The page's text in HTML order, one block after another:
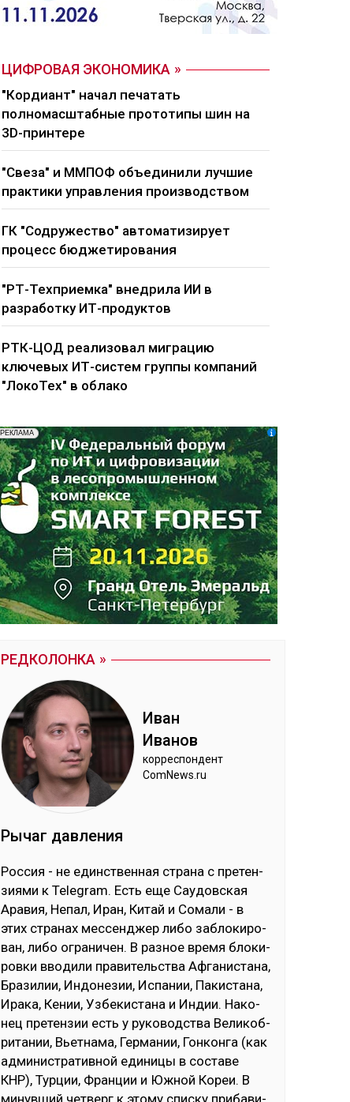
ЦИФРОВАЯ ЭКОНОМИКА
"Кордиант" начал печатать
полномасштабные прототипы шин на
3D-принтере
"Свеза" и ММПОФ объединили лучшие
практики управления производством
ГК "Содружество" автоматизирует
процесс бюджетирования
"РТ-Техприемка" внедрила ИИ в
разработку ИТ-продуктов
РТК-ЦОД реализовал миграцию
ключевых ИТ-систем группы компаний
"ЛокоТех" в облако
РЕДКОЛОНКА
Иван
Ива­нов
кор­рес­пон­дент
ComNews.ru
Ры­чаг дав­ле­ния
Рос­сия - не единс­твен­ная стра­на с пре­тен­
зия­ми к Telegram. Есть еще Сау­дов­ская
Ара­вия, Не­пал, Иран, Ки­тай и Со­ма­ли - в
этих стра­нах мес­сен­джер ли­бо заб­ло­ки­ро­
ван, ли­бо ог­ра­ни­чен. В раз­ное вре­мя бло­ки­
ров­ки вво­ди­ли пра­ви­тель­ства Аф­га­нис­та­на,
Бра­зи­лии, Ин­до­не­зии, Ис­па­нии, Па­кис­та­на,
Ира­ка, Ке­нии, Уз­бе­кис­та­на и Ин­дии. На­ко­
нец пре­тен­зии есть у ру­ко­водс­тва Ве­ли­коб­
ри­та­нии, Вь­ет­на­ма, Гер­ма­нии, Гон­кон­га (как
ад­ми­нис­тра­тив­ной еди­ни­цы в сос­та­ве
КНР), Тур­ции, Фран­ции и Юж­ной Ко­реи. В
ми­нув­ший чет­верг к это­му спис­ку при­ба­ви­